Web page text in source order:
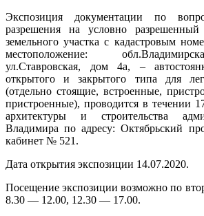
Экспозиция документации по
разрешения на условно разрешенный
земельного участка с кадастровым
местоположение:
ул.Ставровская, дом 4а, –
открытого и закрытого типа для
(отдельно стоящие, встроенные,
пристроенные), проводится в течении
архитектуры и строительства
Владимира по адресу: Октябрьский
кабинет № 521.
Дата открытия экспозиции 14.07.2020.
Посещение экспозиции возможно по
8.30 — 12.00, 12.30 — 17.00.